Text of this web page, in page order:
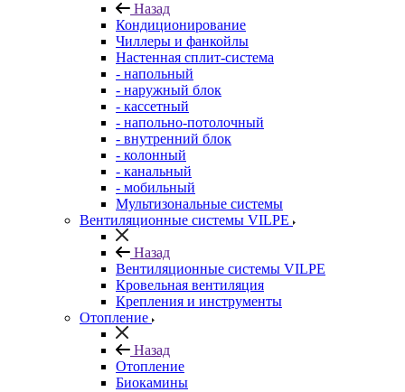
Назад
Кондиционирование
Чиллеры и фанкойлы
Настенная сплит-система
- напольный
- наружный блок
- кассетный
- напольно-потолочный
- внутренний блок
- колонный
- канальный
- мобильный
Мультизональные системы
Вентиляционные системы VILPE
Назад
Вентиляционные системы VILPE
Кровельная вентиляция
Крепления и инструменты
Отопление
Назад
Отопление
Биокамины